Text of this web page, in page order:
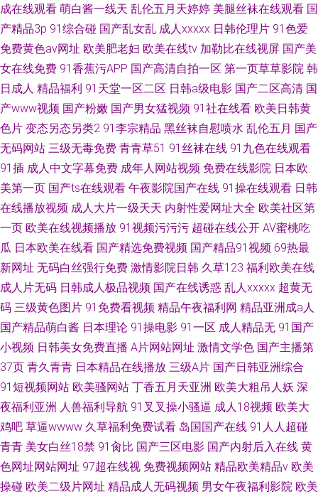
成在线观看 萌白酱一线天 乱伦五月天婷婷 美腿丝袜在线观看 国
产精品3p 91综合碰 国产乱女乱 成人xxxxx 日韩伦理片 91色爱
免费黄色av网址 欧美肥老妇 欧美在线tv 加勒比在线视屏 国产美
女在线免费 91香蕉污APP 国产高清自拍一区 第一页草草影院 韩
日成人 精品福利 91天堂一区二区 日韩a级电影 国产二区高清 国
产www视频 国产粉嫩 国产男女猛视频 91社在线看 欧美日韩黄
色片 变态另态另类2 91李宗精品 黑丝袜自慰喷水 乱伦五月 国产
无码网站 三级无毒免费 青青草51 91丝袜在线 91九色在线观看
91插 成人中文字幕免费 成年人网站视频 免费在线影院 日本欧
美第一页 国产ts在线观看 午夜影院国产在线 91操在线观看 日韩
在线播放视频 成人大片一级天天 内射性爱网址大全 欧美社区第
一页 欧美在线视频播放 91视频污污污 超碰在线公开 AV蜜桃吃
瓜 日本欧美在线看 国产精选免费视频 国产精品91视频 69热最
新网址 无码白丝强行免费 激情影院日韩 久草123 福利欧美在线
成人片无码 日韩成人极品视频 国产在线诱惑 乱人xxxxx 超黄无
码 三级黄色图片 91免费看视频 精品午夜福利网 精品亚洲成a人
国产精品萌白酱 日本理论 91操电影 91一区 成人精品无 91国产
小视频 日韩美女免费直播 A片网站网址 激情文学色 国产主播第
37页 青久青青 日本精品在线播放 三级A片 国产日韩亚洲综合
91短视频网站 欧美骚网站 丁香五月天亚洲 欧美大粗吊人妖 深
夜福利亚洲 人兽福利导航 91叉叉操小骚逼 成人18视频 欧美大
鸡吧 草逼wwww 久草福利免费试看 岛国国产在线 91人人超碰
青青 美女白丝18禁 91肏比 国产三区电影 国产内射后入在线 黄
色网址网站网址 97超在线视 免费视频网站 精品欧美精品v 欧美
操碰 欧美二级片网址 精品成人无码视频 男女午夜福利影院 欧美